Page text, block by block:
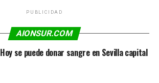
PUBLICIDAD
AIONSUR.COM
Hoy se puede donar sangre en Sevilla capital